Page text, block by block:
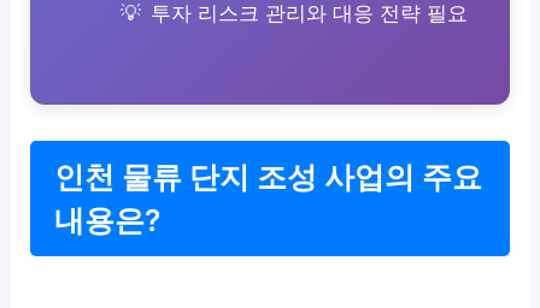
투자 리스크 관리와 대응 전략 필요
인천 물류 단지 조성 사업의 주요
내용은?